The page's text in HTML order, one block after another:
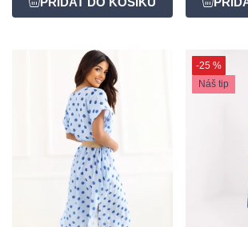
-25 %
Náš tip